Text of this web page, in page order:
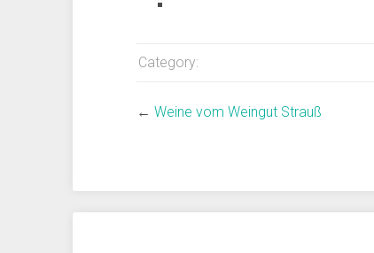
Category:
← Weine vom Weingut Strauß